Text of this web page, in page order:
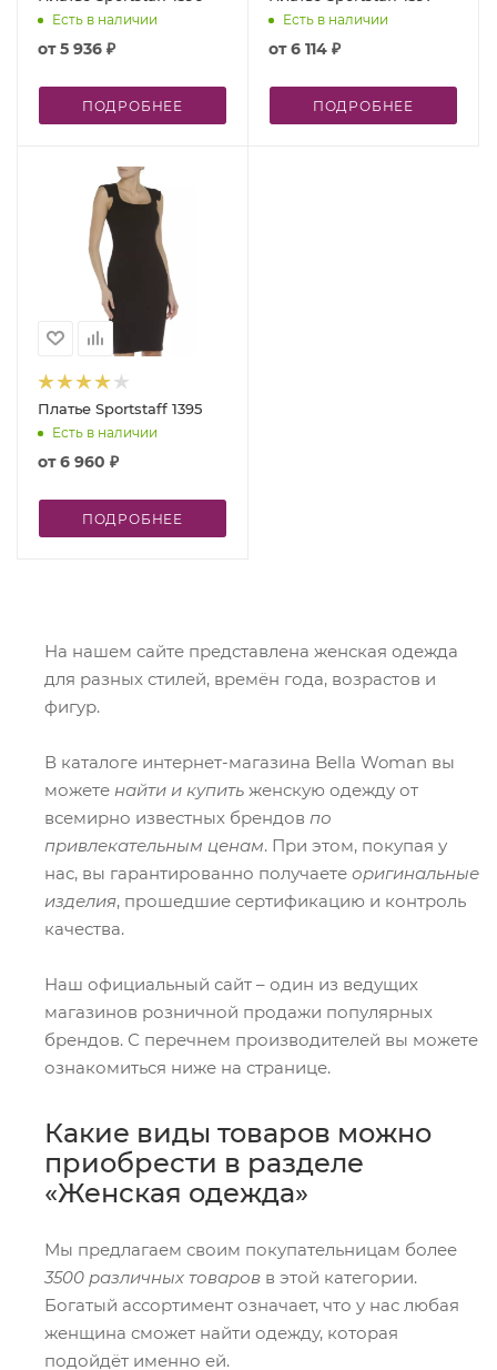
Есть в наличии
от5 936 ₽
ПОДРОБНЕЕ
Есть в наличии
от6 114 ₽
ПОДРОБНЕЕ
Платье Sportstaff 1395
Есть в наличии
от6 960 ₽
ПОДРОБНЕЕ
На нашем сайте представлена женская одежда
для разных стилей, времён года, возрастов и
фигур.
В каталоге интернет-магазина Bella Woman вы
можете найти и купить женскую одежду от
всемирно известных брендов по
привлекательным ценам. При этом, покупая у
нас, вы гарантированно получаете оригинальные
изделия, прошедшие сертификацию и контроль
качества.
Наш официальный сайт – один из ведущих
магазинов розничной продажи популярных
брендов. С перечнем производителей вы можете
ознакомиться ниже на странице.
Какие виды товаров можно
приобрести в разделе
«Женская одежда»
Мы предлагаем своим покупательницам более
3500 различных товаров в этой категории.
Богатый ассортимент означает, что у нас любая
женщина сможет найти одежду, которая
подойдёт именно ей.